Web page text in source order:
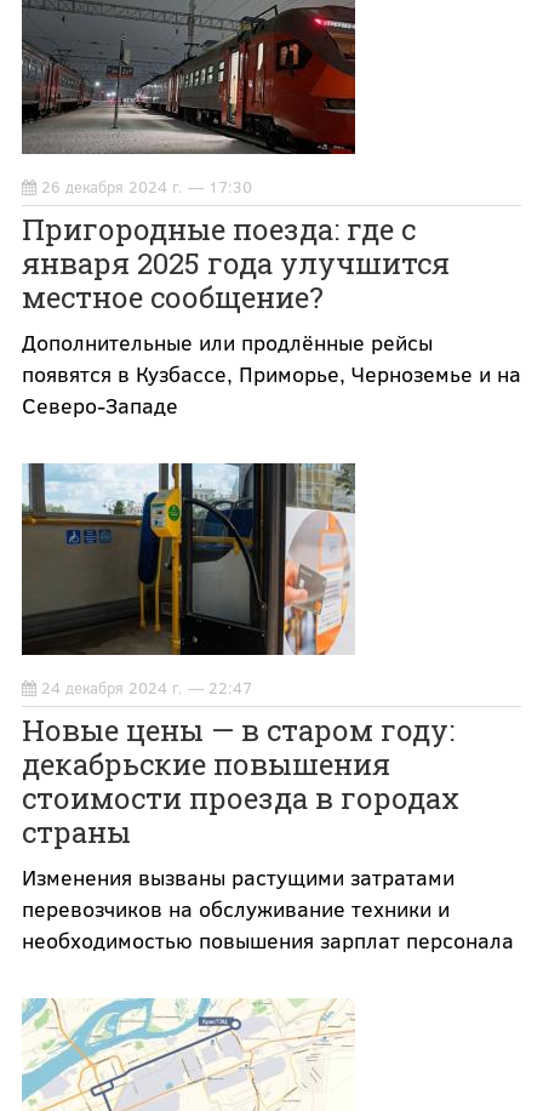
26 декабря 2024 г. — 17:30
Пригородные поезда: где с
января 2025 года улучшится
местное сообщение?
Дополнительные или продлённые рейсы
появятся в Кузбассе, Приморье, Черноземье и на
Северо-Западе
24 декабря 2024 г. — 22:47
Новые цены — в старом году:
декабрьские повышения
стоимости проезда в городах
страны
Изменения вызваны растущими затратами
перевозчиков на обслуживание техники и
необходимостью повышения зарплат персонала